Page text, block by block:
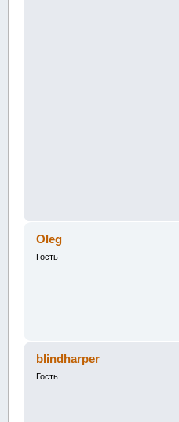
Oleg
Гость
blindharper
Гость